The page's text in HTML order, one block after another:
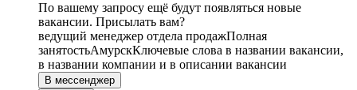
По вашему запросу ещё будут появляться новые
вакансии. Присылать вам?
ведущий менеджер отдела продажПолная
занятостьАмурскКлючевые слова в названии вакансии,
в названии компании и в описании вакансии
В мессенджер